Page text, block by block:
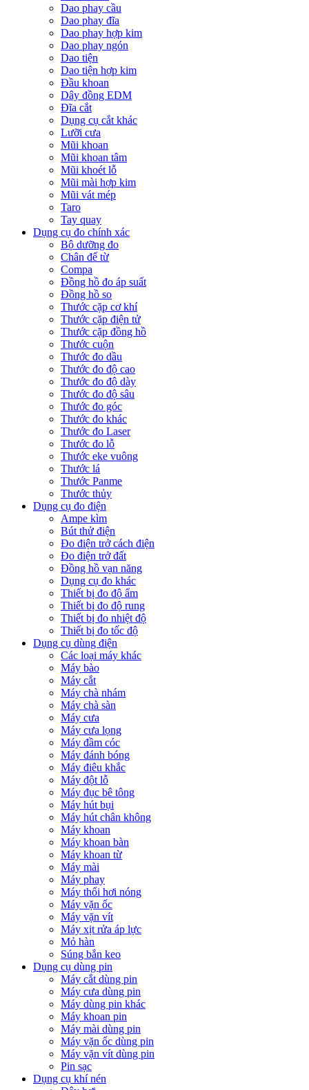
Dao phay cầu
Dao phay đĩa
Dao phay hợp kim
Dao phay ngón
Dao tiện
Dao tiện hợp kim
Đầu khoan
Dây đồng EDM
Đĩa cắt
Dụng cụ cắt khác
Lưỡi cưa
Mũi khoan
Mũi khoan tâm
Mũi khoét lỗ
Mũi mài hợp kim
Mũi vát mép
Taro
Tay quay
Dụng cụ đo chính xác
Bộ dưỡng đo
Chân đế từ
Compa
Đồng hồ đo áp suất
Đồng hồ so
Thước cặp cơ khí
Thước cặp điện tử
Thước cặp đồng hồ
Thước cuộn
Thước đo dầu
Thước đo độ cao
Thước đo độ dày
Thước đo độ sâu
Thước đo góc
Thước đo khác
Thước đo Laser
Thước đo lỗ
Thước eke vuông
Thước lá
Thước Panme
Thước thủy
Dụng cụ đo điện
Ampe kìm
Bút thử điện
Đo điện trở cách điện
Đo điện trở đất
Đồng hồ vạn năng
Dụng cụ đo khác
Thiết bị đo độ ẩm
Thiết bị đo độ rung
Thiết bị đo nhiệt độ
Thiết bị đo tốc độ
Dụng cụ dùng điện
Các loại máy khác
Máy bào
Máy cắt
Máy chà nhám
Máy chà sàn
Máy cưa
Máy cưa lọng
Máy đầm cóc
Máy đánh bóng
Máy điêu khắc
Máy đột lỗ
Máy đục bê tông
Máy hút bụi
Máy hút chân không
Máy khoan
Máy khoan bàn
Máy khoan từ
Máy mài
Máy phay
Máy thổi hơi nóng
Máy vặn ốc
Máy vặn vít
Máy xịt rửa áp lực
Mỏ hàn
Súng bắn keo
Dụng cụ dùng pin
Máy cắt dùng pin
Máy cưa dùng pin
Máy dùng pin khác
Máy khoan pin
Máy mài dùng pin
Máy vặn ốc dùng pin
Máy vặn vít dùng pin
Pin sạc
Dụng cụ khí nén